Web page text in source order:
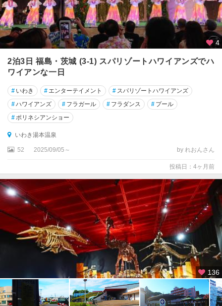
洞
周
辺
浪
江
・
岡
・
川
内
村
船
引
4
2泊3日 福島・茨城 (3-1) スパリゾートハワイアンズでハ
ワイアンな一日
# いわき # エンターテイメント # スパリゾートハワイアンズ
#ハワイアンズ # フラガール # フラダンス # プール
#ポリネシアンショー
いわき湯本温泉
52 2025/09/05～ by れおんさん
投稿日：4ヶ月前
136